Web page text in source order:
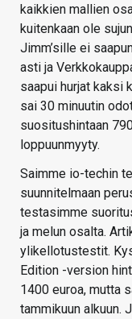
kaikkien mallien
kuitenkaan ole
Jimm’sille ei
asti ja
saapui hurjat kaksi
sai 30 minuutin
suositushintaan
loppuunmyyty.
Saimme io-techin
suunnitelmaan
testasimme
ja melun osalta.
ylikellotustestit.
Edition -version
1400 euroa, mutta
tammikuun alkuun.